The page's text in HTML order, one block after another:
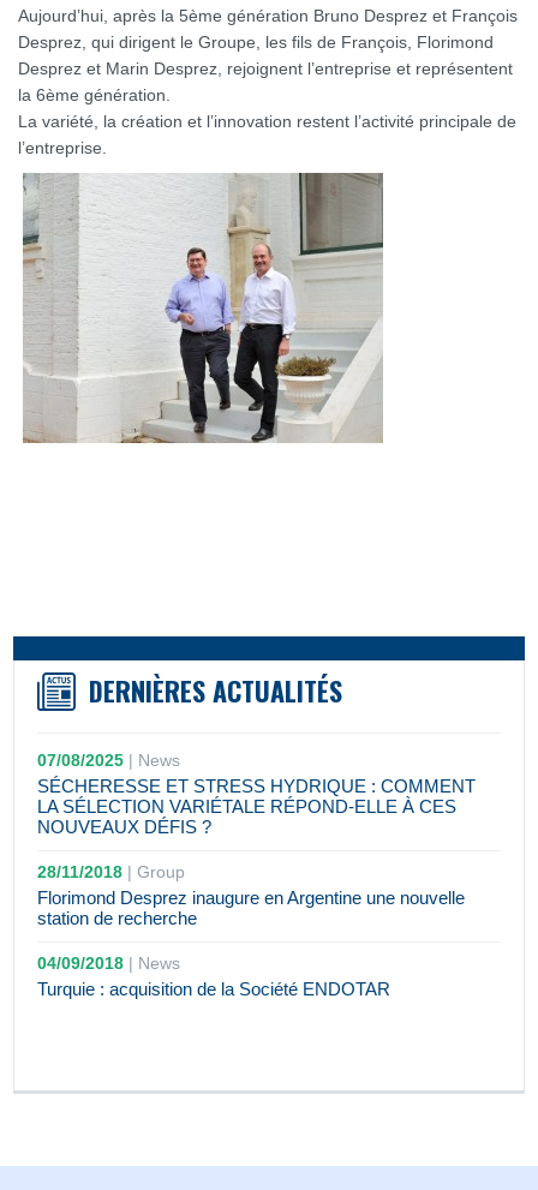
Aujourd’hui, après la 5ème génération Bruno Desprez et François
Desprez, qui dirigent le Groupe, les fils de François, Florimond
Desprez et Marin Desprez, rejoignent l’entreprise et représentent
la 6ème génération.
La variété, la création et l’innovation restent l’activité principale de
l’entreprise.
DERNIÈRES ACTUALITÉS
07/08/2025 | News
SÉCHERESSE ET STRESS HYDRIQUE : COMMENT
LA SÉLECTION VARIÉTALE RÉPOND-ELLE À CES
NOUVEAUX DÉFIS ?
28/11/2018 |Group
Florimond Desprez inaugure en Argentine une nouvelle
station de recherche
04/09/2018 | News
Turquie : acquisition de la Société ENDOTAR